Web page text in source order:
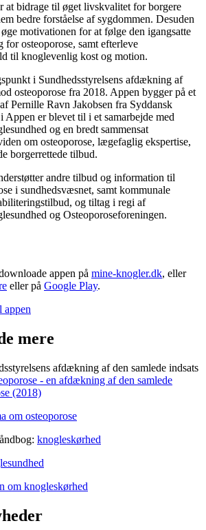
at bidrage til øget livskvalitet for borgere
bedre forståelse af sygdommen. Desuden
motivationen for at følge den igangsatte
for osteoporose, samt efterleve
til knoglevenlig kost og motion.
i Sundhedsstyrelsens afdækning af
osteoporose fra 2018. Appen bygger på et
Pernille Ravn Jakobsen fra Syddansk
er blevet til i et samarbejde med
og en bredt sammensat
om osteoporose, lægefaglig ekspertise,
borgerrettede tilbud.
andre tilbud og information til
i sundhedsvæsnet, samt kommunale
og tiltag i regi af
og Osteoporoseforeningen.
appen på mine-knogler.dk, eller
eller på Google Play.
appen
mere
afdækning af den samlede indsats
- en afdækning af den samlede
(2018)
om osteoporose
knogleskørhed
om knogleskørhed